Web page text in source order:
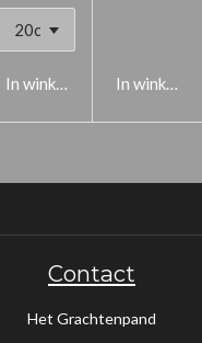
In winkelwagen In
Contact
Het Grachtenpand